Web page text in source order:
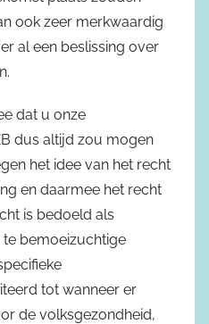
ook zeer merkwaardig
al een beslissing over
dat u onze
dus altijd zou mogen
het idee van het recht
en daarmee het recht
is bedoeld als
bemoeizuchtige
tot wanneer er
de volksgezondheid,